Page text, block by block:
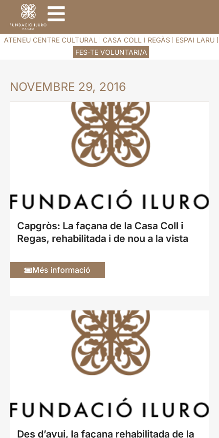
ATENEU CENTRE CULTURAL CASA COLL I REGÀS
ESPAI LARU
FES-TE VOLUNTARI/A
NOVEMBRE 29, 2016
Capgròs: La façana de la Casa Coll i
Regas, rehabilitada i de nou a la vista
Més informació
Des d’avui, la façana rehabilitada de la